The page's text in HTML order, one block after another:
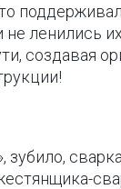
не ленились их
создавая
зубило,